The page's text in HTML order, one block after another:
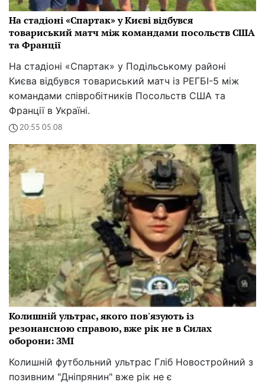
На стадіоні «Спартак» у Києві відбувся
товариський матч між командами посольств США
та Франції
На стадіоні «Спартак» у Подільському районі
Києва відбувся товариський матч із РЕГБІ-5 між
командами співробітників Посольств США та
Франції в Україні.
20:55 05.08
Колишній ультрас, якого пов'язують із
резонансною справою, вже рік не в Силах
оборони: ЗМІ
Колишній футбольний ультрас Гліб Новостройний з
позивним "Дніпрянин" вже рік не є